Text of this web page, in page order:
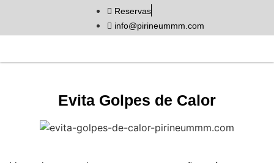
Reservas
info@pirineummm.com
Evita Golpes de Calor